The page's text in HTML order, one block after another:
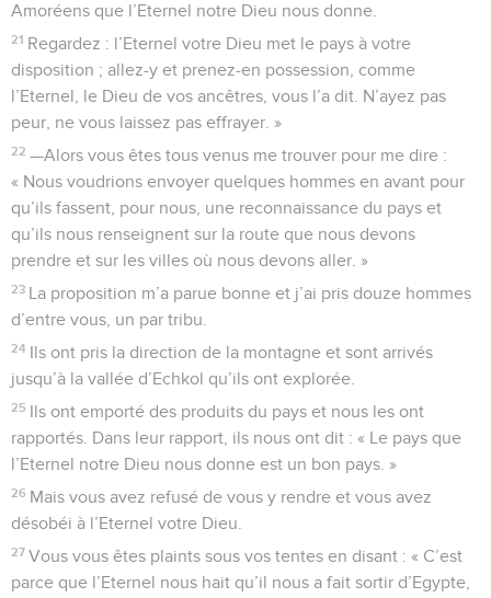
Amoréens que l’Eternel notre Dieu nous donne.
21 Regardez : l’Eternel votre Dieu met le pays à votre
disposition ; allez-y et prenez-en possession, comme
l’Eternel, le Dieu de vos ancêtres, vous l’a dit. N’ayez pas
peur, ne vous laissez pas effrayer. »
22 —Alors vous êtes tous venus me trouver pour me dire :
« Nous voudrions envoyer quelques hommes en avant pour
qu’ils fassent, pour nous, une reconnaissance du pays et
qu’ils nous renseignent sur la route que nous devons
prendre et sur les villes où nous devons aller. »
23 La proposition m’a parue bonne et j’ai pris douze hommes
d’entre vous, un par tribu.
24 Ils ont pris la direction de la montagne et sont arrivés
jusqu’à la vallée d’Echkol qu’ils ont explorée.
25 Ils ont emporté des produits du pays et nous les ont
rapportés. Dans leur rapport, ils nous ont dit : « Le pays que
l’Eternel notre Dieu nous donne est un bon pays. »
26 Mais vous avez refusé de vous y rendre et vous avez
désobéi à l’Eternel votre Dieu.
27 Vous vous êtes plaints sous vos tentes en disant : « C’est
parce que l’Eternel nous hait qu’il nous a fait sortir d’Egypte,